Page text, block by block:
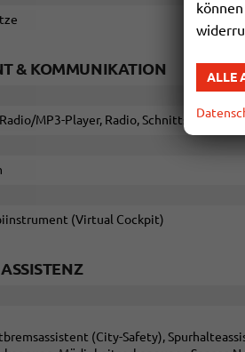
& KOMMUNIKATION
Radio/MP3-Player, Radio, Schnittstelle
(Virtual Cockpit)
(City-Safety),
ALLE